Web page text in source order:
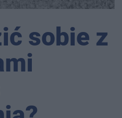
sobie z